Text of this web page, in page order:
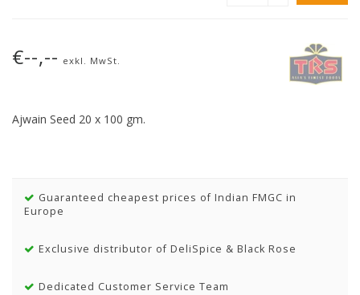
€--,-- exkl. MwSt.
Ajwain Seed 20 x 100 gm.
Guaranteed cheapest prices of Indian FMGC in
Europe
Exclusive distributor of DeliSpice & Black Rose
Dedicated Customer Service Team